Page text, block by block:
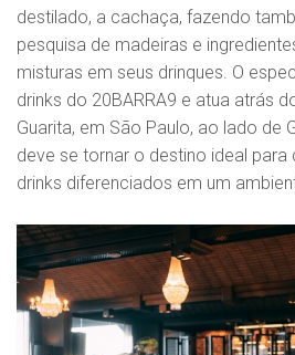
destilado, a cachaça, fazendo
pesquisa de madeiras e
misturas em seus drinques. O
drinks do 20BARRA9 e atua atrás
Guarita, em São Paulo, ao lado de
deve se tornar o destino ideal para
drinks diferenciados em um